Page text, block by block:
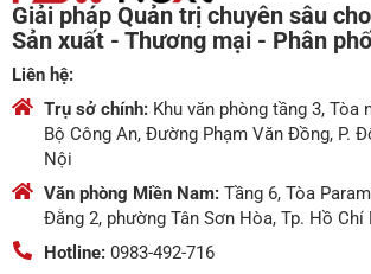
Giải pháp Quản trị chuyên sâu
Sản xuất - Thương mại - Phân
Liên hệ:
Trụ sở chính: Khu văn phòng tầng 3, Tòa
Bộ Công An, Đường Phạm Văn Đồng, P.
Nội
Văn phòng Miền Nam: Tầng 6, Tòa
Đằng 2, phường Tân Sơn Hòa, Tp. Hồ Chí
Hotline: 0983-492-716